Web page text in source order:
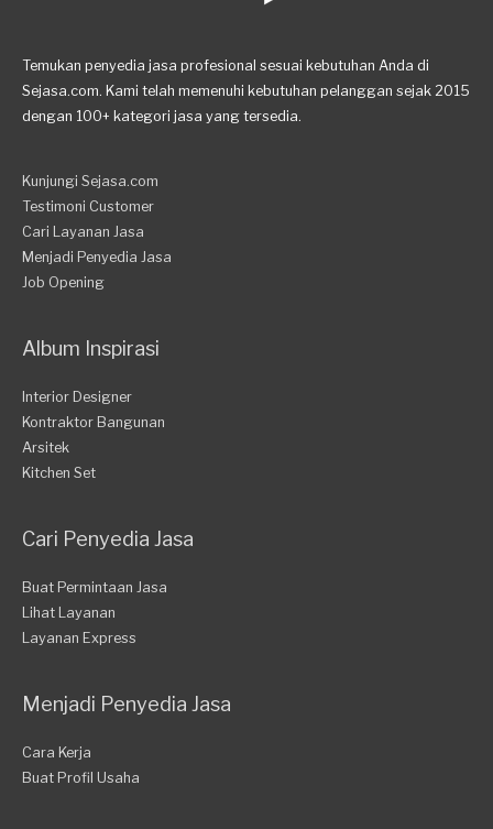
Temukan penyedia jasa profesional sesuai kebutuhan Anda di
Sejasa.com. Kami telah memenuhi kebutuhan pelanggan sejak 2015
dengan 100+ kategori jasa yang tersedia.
Kunjungi Sejasa.com
Testimoni Customer
Cari Layanan Jasa
Menjadi Penyedia Jasa
Job Opening
Album Inspirasi
Interior Designer
Kontraktor Bangunan
Arsitek
Kitchen Set
Cari Penyedia Jasa
Buat Permintaan Jasa
Lihat Layanan
Layanan Express
Menjadi Penyedia Jasa
Cara Kerja
Buat Profil Usaha